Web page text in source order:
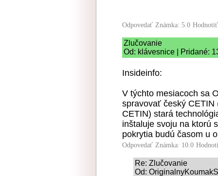
Odpovedať Známka: 5.0
Zlučovanie
Od: klávesnice | Pridané:
Insideinfo:
V týchto mesiacoch sa
spravovať český CETIN
CETIN) stará
inštaluje svoju na ktorú
pokrytia budú časom u
Odpovedať Známka: 10.0
Re: Zlučovanie
Od: